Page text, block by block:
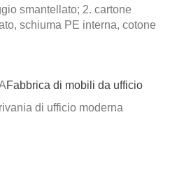
smantellato; 2. cartone
schiuma PE interna, cotone
Fabbrica di mobili da ufficio
di ufficio moderna